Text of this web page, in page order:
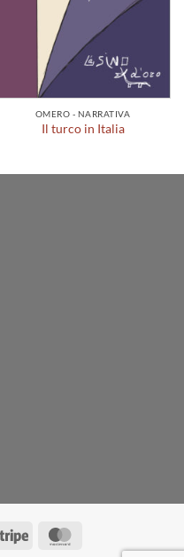
OMERO - NARRATIVA
Il turco in Italia
Stripe